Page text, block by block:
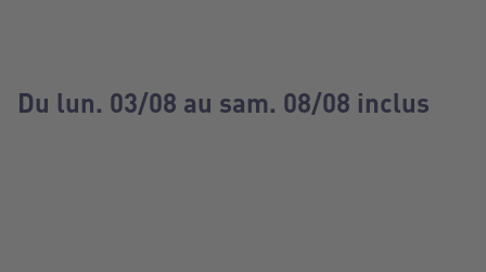
Du lun. 03/08 au sam. 08/08 inclus